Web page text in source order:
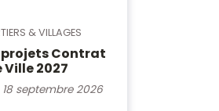
& VILLAGES
projets Contrat
Ville 2027
18 septembre 2026